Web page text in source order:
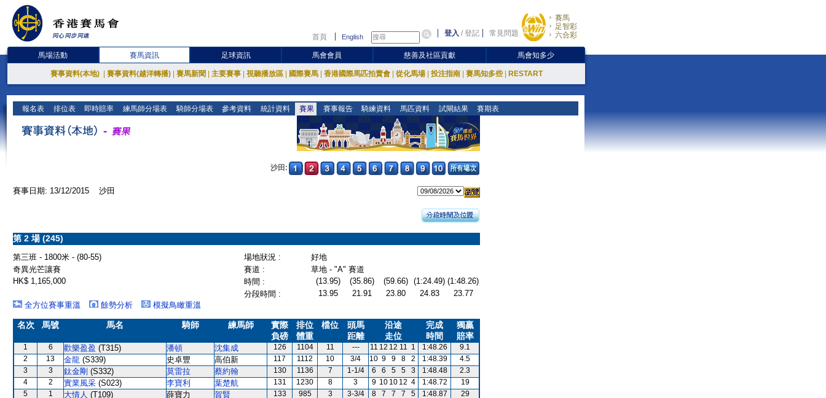
首頁 English 登入 /登記 常見問題
賽馬
足智彩
六合彩
馬場活動 賽馬資訊 足球資訊 馬會會員 慈善及社區貢獻 馬會知多少
賽事資料(本地) 賽事資料(越洋轉播) 賽馬新聞 主要賽事 視聽播放區 國際賽馬 香港國際馬匹拍賣會 從化馬場 投注指南 賽馬知多些 RESTART
報名表 排位表 即時賠率 練馬師分場表 騎師分場表 參考資料 統計資料 賽果 賽事報告 騎練資料 馬匹資料 試閘結果 賽期表
沙田:
賽事日期: 13/12/2015 沙田
第 2 場 (245)
第三班 - 1800米 - (80-55) 場地狀況 :
好地
奇異光芒讓賽
賽道 :
草地 - "A" 賽道
HK$ 1,165,000
時間 : (13.95) (35.86) (59.66) (1:24.49) (1:48.26)
分段時間 :
13.95 21.91 23.80 24.83
23.77
全方位賽事重溫
餘勢分析 模擬鳥瞰重溫
名次 馬號 馬名 騎師 練馬師
實際
負磅
排位
體重
檔位
頭馬
距離
沿途
走位
完成
時間
獨贏
賠率
1 6 歡樂盈盈 (T315) 潘頓 沈集成 126 1104 11 --- 11 12 12 11 1 1:48.26
9.1
2
13 金龍 (S339) 史卓豐 高伯新 117 1112 10 3/4 10 9 9 8 2 1:48.39
4.5
3
3 鈦金剛 (S332) 莫雷拉 蔡約翰 130 1136 7 1-1/4 6 6 5 5 3 1:48.48
2.3
4
2 實業風采 (S023) 李寶利 葉楚航 131 1230 8 3 9 10 10 12 4 1:48.72
19
5
1 大情人 (T109) 薛寶力 賀賢 133 985 3 3-3/4 8 7 7 7 5 1:48.87
29